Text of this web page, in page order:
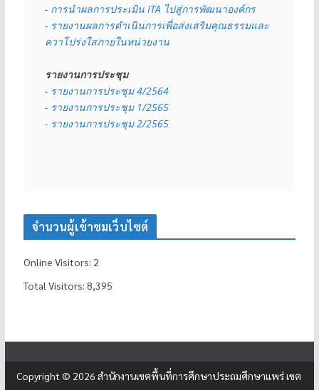
- การนำผลการประเมิน ITA ไปสู่การพัฒนาองค์กร
- รายงานผลการดำเนินการเพื่อส่งเสริมคุณธรรมและ
ควาโปร่งใสภายในหน่วยงาน
รายงานการประชุม
- รายงานการประชุม 4/2564
- รายงานการประชุม 1/2565
- รายงานการประชุม 2/2565
จำนวนผู้เข้าชมเว็บไซต์
Online Visitors: 2
Total Visitors: 8,395
Copyright © 2026 สำนักงานเขตพื้นที่การศึกษาประถมศึกษาแพร่ เขต